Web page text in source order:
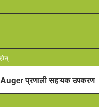
Auger प्रणाली सहायक उपकरण